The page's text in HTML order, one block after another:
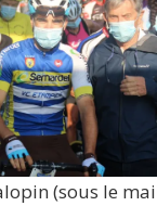
(sous le